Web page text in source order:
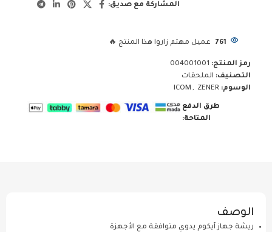
المشاركة مع صديق:
761 عميل مهتم زاروا هذا المنتج 🔥
رمز المنتج: 004001001
التصنيف: الملحقات
الوسوم:
ICOM , ZENER
طرق الدفع
المتاحة:
الوصف
ريشة جهاز آيكوم يدوي متوافقة مع الأجهزة